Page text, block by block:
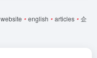
website • english • articles • 企